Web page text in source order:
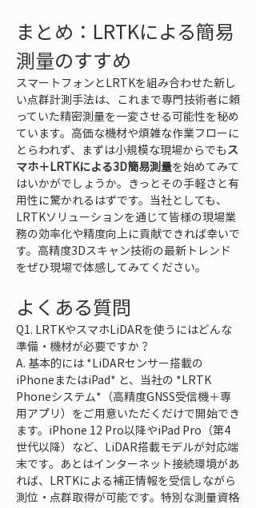
まとめ：LRTKによる簡易
測量のすすめ
スマートフォンとLRTKを組み合わせた新し
い点群計測手法は、これまで専門技術者に頼
っていた精密測量を一変させる可能性を秘め
ています。高価な機材や煩雑な作業フローに
とらわれず、まずは小規模な現場からでもス
マホ＋LRTKによる3D簡易測量を始めてみて
はいかがでしょうか。きっとその手軽さと有
用性に驚かれるはずです。当社としても、
LRTKソリューションを通じて皆様の現場業
務の効率化や精度向上に貢献できれば幸いで
す。高精度3Dスキャン技術の最新トレンド
をぜひ現場で体感してみてください。
よくある質問
Q1. LRTKやスマホLiDARを使うにはどんな
準備・機材が必要ですか？
A. 基本的には *LiDARセンサー搭載の
iPhoneまたはiPad* と、当社の *LRTK
Phoneシステム*（高精度GNSS受信機＋専
用アプリ）をご用意いただくだけで開始でき
ます。iPhone 12 Pro以降やiPad Pro（第4
世代以降）など、LiDAR搭載モデルが対応端
末です。あとはインターネット接続環境があ
れば、LRTKによる補正情報を受信しながら
測位・点群取得が可能です。特別な測量資格